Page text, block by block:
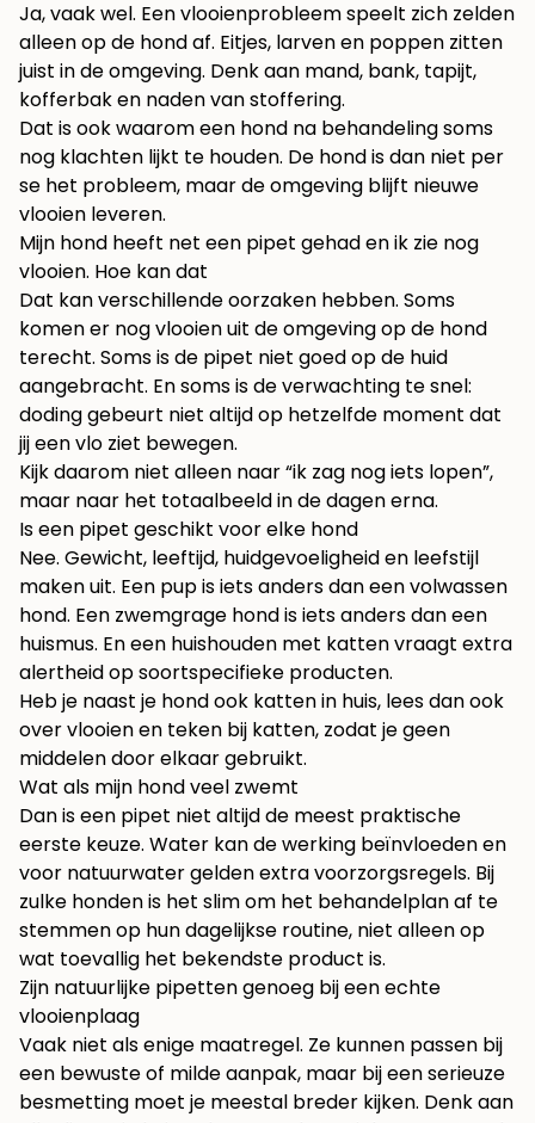
Ja, vaak wel. Een vlooienprobleem speelt zich zelden
alleen op de hond af. Eitjes, larven en poppen zitten
juist in de omgeving. Denk aan mand, bank, tapijt,
kofferbak en naden van stoffering.
Dat is ook waarom een hond na behandeling soms
nog klachten lijkt te houden. De hond is dan niet per
se het probleem, maar de omgeving blijft nieuwe
vlooien leveren.
Mijn hond heeft net een pipet gehad en ik zie nog
vlooien. Hoe kan dat
Dat kan verschillende oorzaken hebben. Soms
komen er nog vlooien uit de omgeving op de hond
terecht. Soms is de pipet niet goed op de huid
aangebracht. En soms is de verwachting te snel:
doding gebeurt niet altijd op hetzelfde moment dat
jij een vlo ziet bewegen.
Kijk daarom niet alleen naar “ik zag nog iets lopen”,
maar naar het totaalbeeld in de dagen erna.
Is een pipet geschikt voor elke hond
Nee. Gewicht, leeftijd, huidgevoeligheid en leefstijl
maken uit. Een pup is iets anders dan een volwassen
hond. Een zwemgrage hond is iets anders dan een
huismus. En een huishouden met katten vraagt extra
alertheid op soortspecifieke producten.
Heb je naast je hond ook katten in huis, lees dan ook
overvlooien en teken bij katten, zodat je geen
middelen door elkaar gebruikt.
Wat als mijn hond veel zwemt
Dan is een pipet niet altijd de meest praktische
eerste keuze. Water kan de werking beïnvloeden en
voor natuurwater gelden extra voorzorgsregels. Bij
zulke honden is het slim om het behandelplan af te
stemmen op hun dagelijkse routine, niet alleen op
wat toevallig het bekendste product is.
Zijn natuurlijke pipetten genoeg bij een echte
vlooienplaag
Vaak niet als enige maatregel. Ze kunnen passen bij
een bewuste of milde aanpak, maar bij een serieuze
besmetting moet je meestal breder kijken. Denk aan